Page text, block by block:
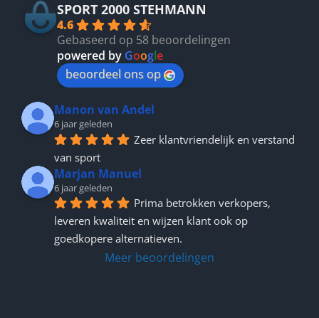
SPORT 2000 STEHMANN
4.6
Gebaseerd op 58 beoordelingen
powered by Google
beoordeel ons op
Manon van Andel
6 jaar geleden
Zeer klantvriendelijk en verstand
van sport
Marjan Manuel
6 jaar geleden
Prima betrokken verkopers,
leveren kwaliteit en wijzen klant ook op
goedkopere alternatieven.
Meer beoordelingen